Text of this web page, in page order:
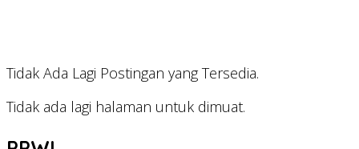
Tidak Ada Lagi Postingan yang Tersedia.
Tidak ada lagi halaman untuk dimuat.